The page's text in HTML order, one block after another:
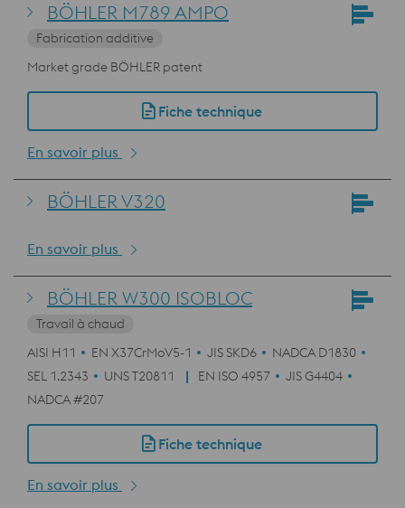
BÖHLER M789 AMPO
Fabrication additive
Market grade BÖHLER patent
Fiche technique
En savoir plus
BÖHLER V320
En savoir plus
BÖHLER W300 ISOBLOC
Travail à chaud
AISI H11
EN X37CrMoV5-1 JIS SKD6
NADCA D1830
SEL 1.2343
UNS T20811 EN ISO 4957
JIS G4404
NADCA #207
Fiche technique
En savoir plus